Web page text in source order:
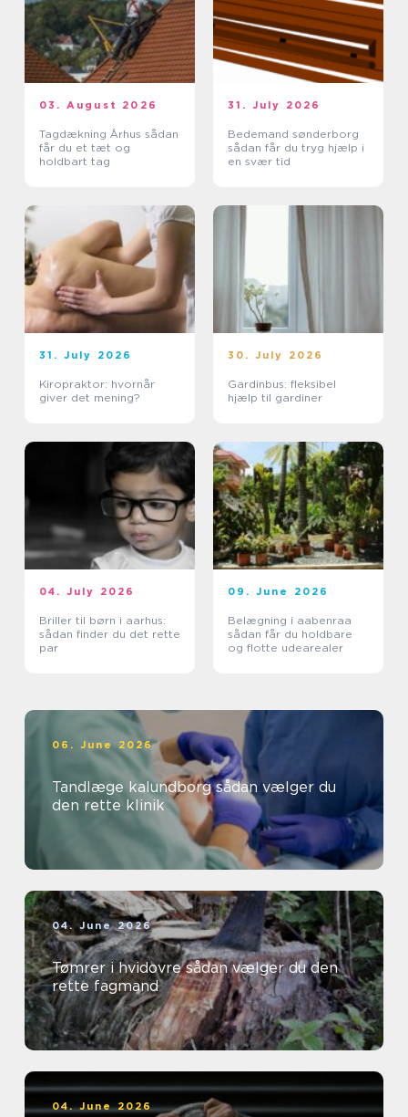
03. August 2026
Tagdækning Århus sådan
får du et tæt og
holdbart tag
31. July 2026
Bedemand sønderborg
sådan får du tryg hjælp i
en svær tid
31. July 2026
Kiropraktor: hvornår
giver det mening?
30. July 2026
Gardinbus: fleksibel
hjælp til gardiner
04. July 2026
Briller til børn i aarhus:
sådan finder du det rette
par
09. June 2026
Belægning i aabenraa
sådan får du holdbare
og flotte udearealer
06. June 2026
Tandlæge kalundborg sådan vælger du
den rette klinik
04. June 2026
Tømrer i hvidovre sådan vælger du den
rette fagmand
04. June 2026